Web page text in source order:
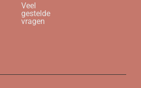
Veel
gestelde
vragen